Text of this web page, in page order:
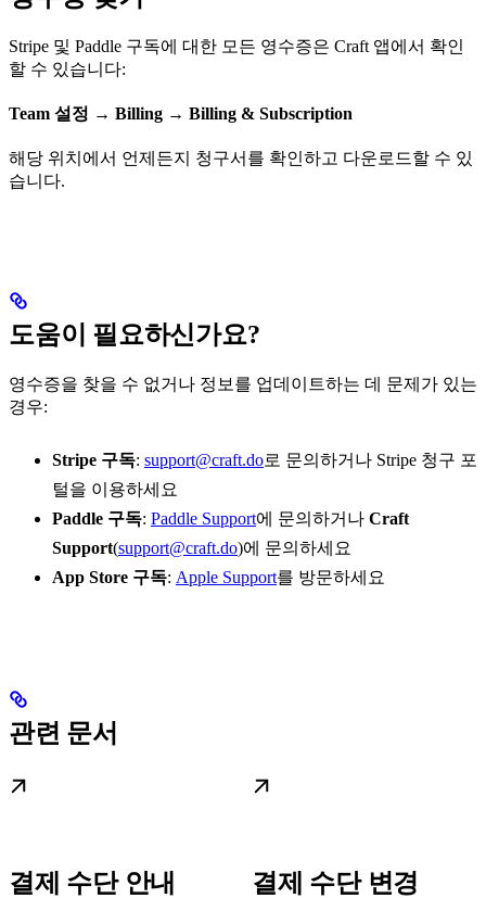
Stripe 및 Paddle 구독에 대한 모든 영수증은 Craft 앱에서 확인
할 수 있습니다:
Team 설정 → Billing → Billing & Subscription
해당 위치에서 언제든지 청구서를 확인하고 다운로드할 수 있
습니다.
도움이 필요하신가요?
영수증을 찾을 수 없거나 정보를 업데이트하는 데 문제가 있는
경우:
Stripe 구독: support@craft.do로 문의하거나 Stripe 청구 포
털을 이용하세요
Paddle 구독: Paddle Support에 문의하거나 Craft
Support(support@craft.do)에 문의하세요
App Store 구독: Apple Support를 방문하세요
관련 문서
결제 수단 안내 결제 수단 변경